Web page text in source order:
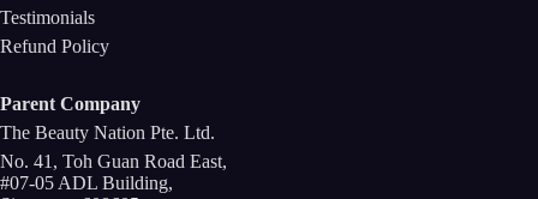
Testimonials
Refund Policy
Parent Company
The Beauty Nation Pte. Ltd.
No. 41, Toh Guan Road East,
#07-05 ADL Building,